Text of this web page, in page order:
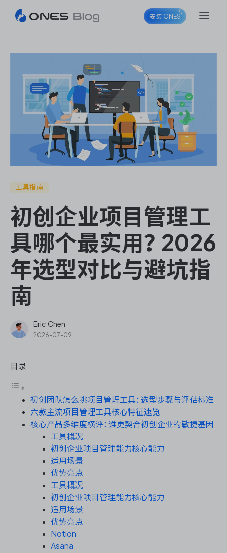
ONES Project
ONES Wiki
ONES Desk
ONES Assistant
敏捷研发管理
企业知识库管理
研发效能管理
DevOps
资源和工时管理
服务台和工单管理
IPD 研发管理
ASPICE 研发管理
安装 ONES
工具指南
初创企业项目管理工
具哪个最实用？2026
年选型对比与避坑指
南
Eric Chen
2026-07-09
目录
初创团队怎么挑项目管理工具：选型步骤与评估标准
六款主流项目管理工具核心特征速览
核心产品多维度横评：谁更契合初创企业的敏捷基因
工具概况
初创企业项目管理能力核心能力
适用场景
优势亮点
工具概况
初创企业项目管理能力核心能力
适用场景
优势亮点
Notion
Asana